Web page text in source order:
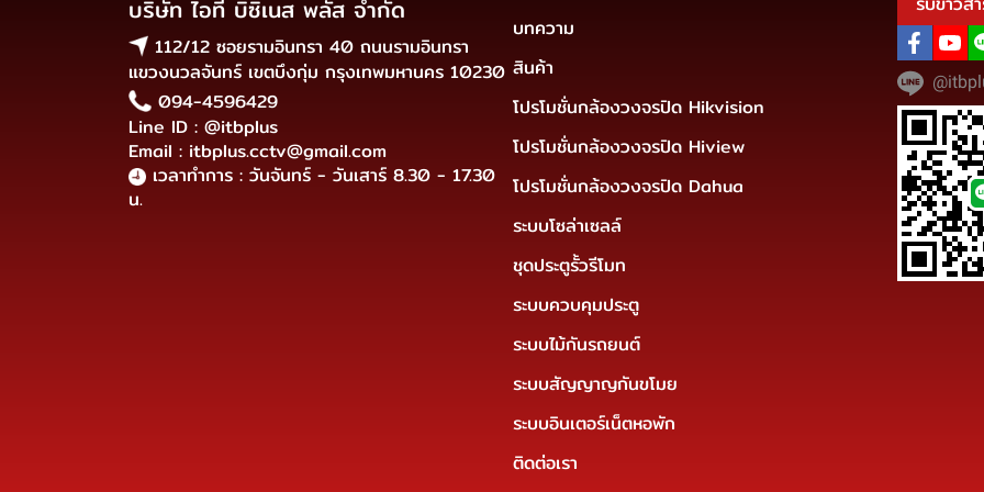
บริษัท ไอที บิซิเนส พลัส จำกัด
112/12 ซอยรามอินทรา 40 ถนนรามอินทรา
แขวงนวลจันทร์ เขตบึงกุ่ม กรุงเทพมหานคร 10230
094-4596429
Line ID : @itbplus
Email : itbplus.cctv@gmail.com
เวลาทำการ : วันจันทร์ - วันเสาร์ 8.30 - 17.30
น.
บทความ
สินค้า
โปรโมชั่นกล้องวงจรปิด Hikvision
โปรโมชั่นกล้องวงจรปิด Hiview
โปรโมชั่นกล้องวงจรปิด Dahua
ระบบโซล่าเซลล์
ชุดประตูรั้วรีโมท
ระบบควบคุมประตู
ระบบไม้กันรถยนต์
ระบบสัญญาญกันขโมย
ระบบอินเตอร์เน็ตหอพัก
ติดต่อเรา